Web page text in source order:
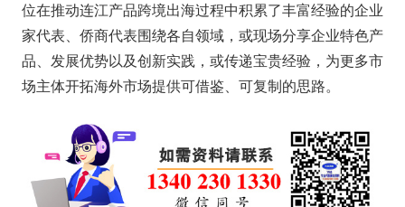
位在推动连江产品跨境出海过程中积累了丰富经验的企业
家代表、侨商代表围绕各自领域，或现场分享企业特色产
品、发展优势以及创新实践，或传递宝贵经验，为更多市
场主体开拓海外市场提供可借鉴、可复制的思路。